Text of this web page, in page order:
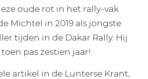
oude rot in het rally-vak
Michtel in 2019 als jongste
tijden in de Dakar Rally. Hij
toen pas zestien jaar!
artikel in de Lunterse Krant,